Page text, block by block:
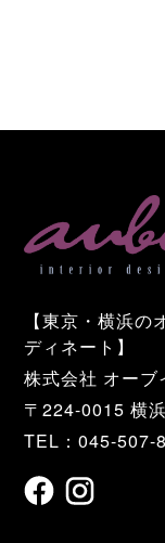
【東京・横浜
ディネート】
株式会社 オー
〒224-0015 横
TEL：045-507-